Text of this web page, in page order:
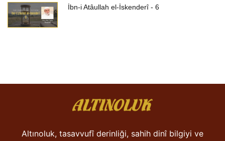
İbn-i Atâullah el-İskenderî - 6
Altınoluk, tasavvufî derinliği, sahih dinî bilgiyi ve